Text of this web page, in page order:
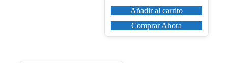
Añadir al carrito
Comprar Ahora